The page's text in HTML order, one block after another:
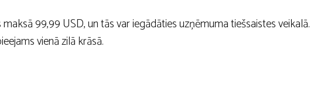
99,99 USD, un tās var iegādāties uzņēmuma tiešsaistes veikalā.
vienā zilā krāsā.